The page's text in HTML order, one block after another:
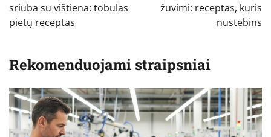
įrašų
sriuba su vištiena: tobulas
pietų receptas
žuvimi: receptas, kuris
nustebins
Rekomenduojami straipsniai